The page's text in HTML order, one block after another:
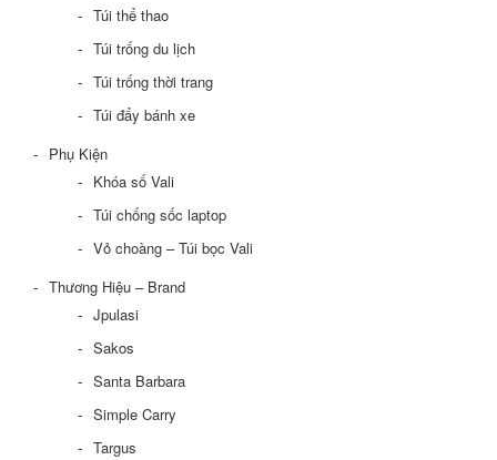
Túi thể thao
Túi trống du lịch
Túi trống thời trang
Túi đẩy bánh xe
Phụ Kiện
Khóa số Vali
Túi chống sốc laptop
Vỏ choàng – Túi bọc Vali
Thương Hiệu – Brand
Jpulasi
Sakos
Santa Barbara
Simple Carry
Targus